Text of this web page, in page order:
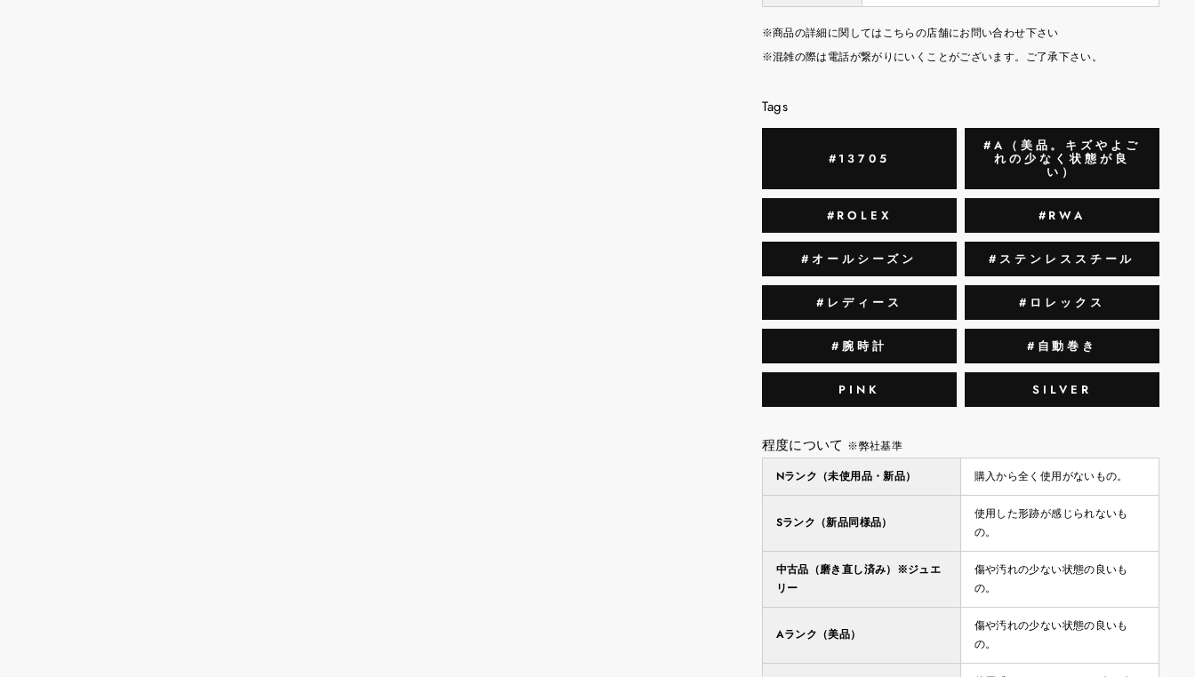
※商品の詳細に関してはこちらの店舗にお問い合わせ下さい
※混雑の際は電話が繋がりにいくことがございます。ご了承下さい。
Tags
#13705
#A（美品。キズやよご
れの少なく状態が良
い）
#ROLEX #RWA
#オールシーズン #ステンレススチール
#レディース #ロレックス
#腕時計 #自動巻き
PINK SILVER
程度について ※弊社基準
Nランク（未使用品・新品）
購入から全く使用がないもの。
Sランク（新品同様品）
使用した形跡が感じられないも
の。
中古品（磨き直し済み）※ジュエ
リー
傷や汚れの少ない状態の良いも
の。
Aランク（美品）
傷や汚れの少ない状態の良いも
の。